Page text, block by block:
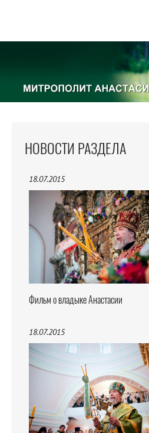
НОВОСТИ РАЗДЕЛА
18.07.2015
Фильм о владыке Анастасии
18.07.2015